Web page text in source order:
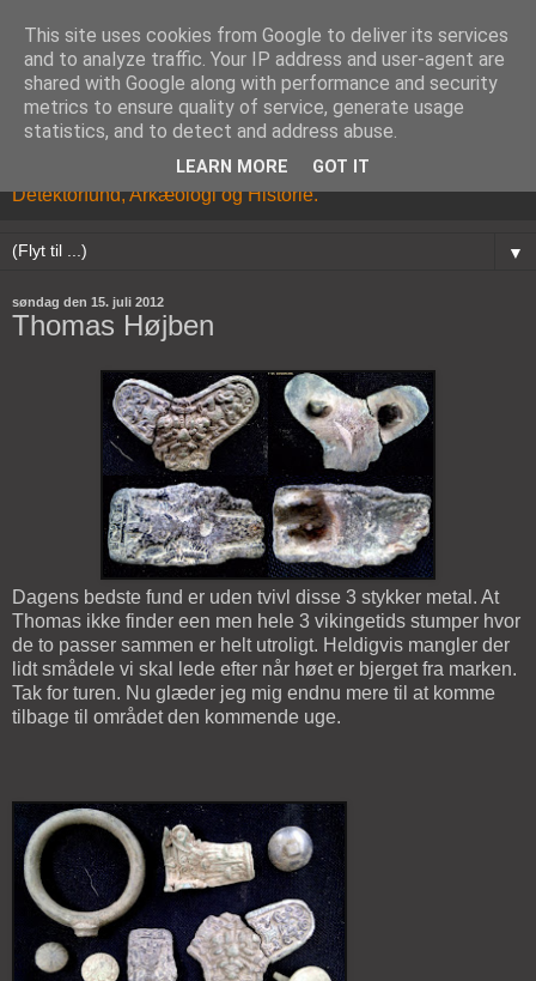
Kristian Brandhøj's Blog om Metaldetektor hobbyen,
Detektorfund, Arkæologi og Historie.
▼
søndag den 15. juli 2012
Thomas Højben
Dagens bedste fund er uden tvivl disse 3 stykker metal. At
Thomas ikke finder een men hele 3 vikingetids stumper hvor
de to passer sammen er helt utroligt. Heldigvis mangler der
lidt smådele vi skal lede efter når høet er bjerget fra marken.
Tak for turen. Nu glæder jeg mig endnu mere til at komme
tilbage til området den kommende uge.
This site uses cookies from Google to deliver its services
and to analyze traffic. Your IP address and user-agent are
shared with Google along with performance and security
metrics to ensure quality of service, generate usage
statistics, and to detect and address abuse.
LEARN MORE GOT IT